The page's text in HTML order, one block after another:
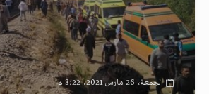
الجمعة، 26 مارس 2021، 3:22 م